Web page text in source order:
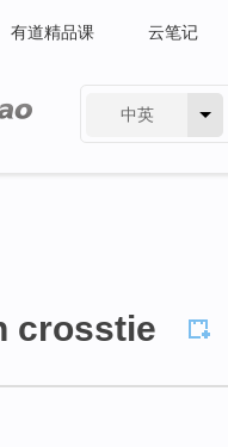
有道精品课 云笔记
中英
crosstie